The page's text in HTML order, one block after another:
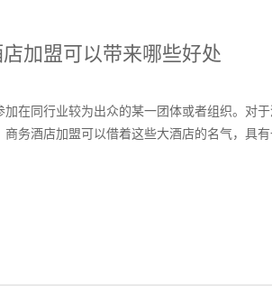
加盟可以带来哪些好处
加在同行业较为出众的某一团体或者组织。对
商务酒店加盟可以借着这些大酒店的名气，具有